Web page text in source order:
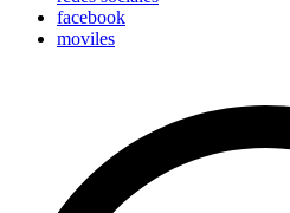
facebook
moviles